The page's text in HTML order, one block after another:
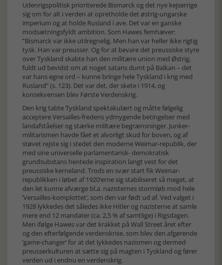
Udenrigspolitisk prioriterede Bismarck og det nye kejserrige
sig om for alt i verden at opretholde det østrig-ungarske
imperium og at holde Rusland i ave. Det var en ganske
modsætningsfyldt ambition. Som Hawes femhæver:
”Bismarck var ikke utilregnelig. Men han var heller ikke rigtig
tysk. Han var preusser. Og for at bevare det preussiske styre
over Tyskland skabte han den militære union med Østrig,
fuldt ud bevidst om at noget satans dumt på Balkan – det
var hans egne ord – kunne bringe hele Tyskland i krig med
Rusland” (s. 123). Det var det, der skete i 1914, og
konsekvensen blev Første Verdenskrig.
Den krig tabte Tyskland spektakulært og måtte følgelig
acceptere Versailles-fredens ydmygende betingelser med
landafståelser og stærke militære begrænsninger. Junker-
militarismen havde fået et alvorligt skud for boven, og af
støvet rejste sig i stedet den moderne Weimar-republik, der
med sine universelle parlamentarisk- demokratisk
grundsubstans hentede inspiration langt vest for det
preussiske kerneland. Trods en svær start fik Weimar-
republikken i løbet af 1920’erne sig stabiliseret så meget, at
den let kunne afværge bl.a. nazisternes stormløb mod hele
’Versailles-komplottet’, som den var født ud af. Ved valget i
1928 lykkedes det således ikke Hitler og nazisterne at samle
mere end 12 mandater (ca. 2,5 % af samtlige) i Rigsdagen.
Men ifølge Hawes var det krakket på Wall Street året efter
og den efterfølgende verdenskrise, som blev den afgørende
’game-changer’ for at det lykkedes nazismen og dermed
preusserkulturen at sætte sig på magten i Tyskland og fører
verden ud i endnu en verdenskrig.